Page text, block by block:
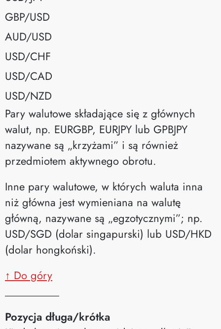
GBP/USD
AUD/USD
USD/CHF
USD/CAD
USD/NZD
Pary walutowe składające się z głównych
walut, np. EURGBP, EURJPY lub GPBJPY
nazywane są „krzyżami” i są również
przedmiotem aktywnego obrotu.
Inne pary walutowe, w których waluta inna
niż główna jest wymieniana na walutę
główną, nazywane są „egzotycznymi”; np.
USD/SGD (dolar singapurski) lub USD/HKD
(dolar hongkoński).
↑ Do góry
Pozycja długa/krótka